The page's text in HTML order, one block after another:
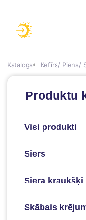
Katalogs Kefīrs/ Piens/
Produktu
Visi produkti
Siers
Siera kraukšķi
Skābais